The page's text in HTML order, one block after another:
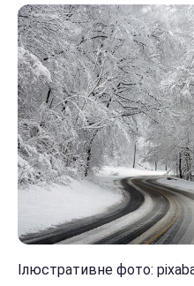
Ілюстративне фото: